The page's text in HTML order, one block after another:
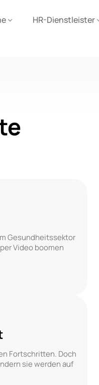
HR-Dienstleister
Gesundheitssektor
Video boomen
Fortschritten. Doch
sie werden auf